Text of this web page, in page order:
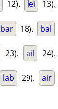
12). lei 13).
bar 18). bal
23). ail 24).
lab 29). air